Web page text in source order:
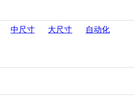
中尺寸 大尺寸 自动化